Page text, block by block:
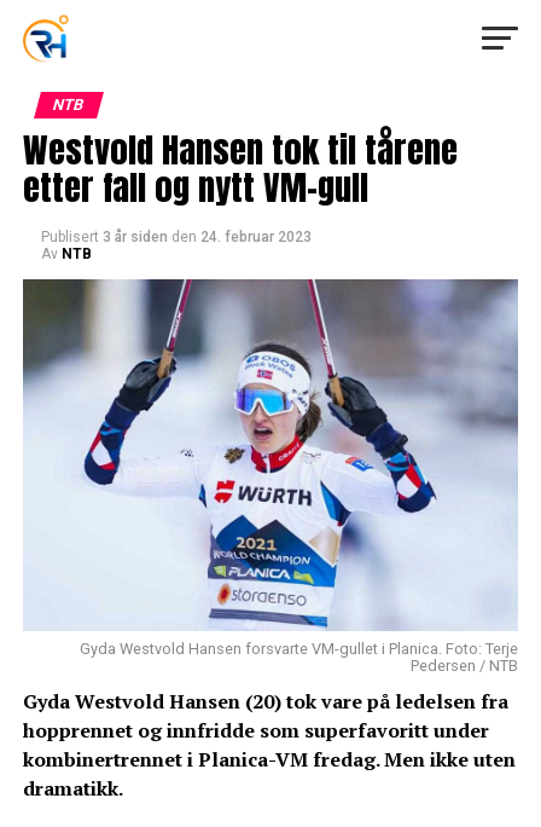
NTB
Westvold Hansen tok til tårene
etter fall og nytt VM-gull
Publisert 3 år siden den 24. februar 2023
Av NTB
Gyda Westvold Hansen forsvarte VM-gullet i Planica. Foto: Terje
Pedersen / NTB
Gyda Westvold Hansen (20) tok vare på ledelsen fra
hopprennet og innfridde som superfavoritt under
kombinertrennet i Planica-VM fredag. Men ikke uten
dramatikk.